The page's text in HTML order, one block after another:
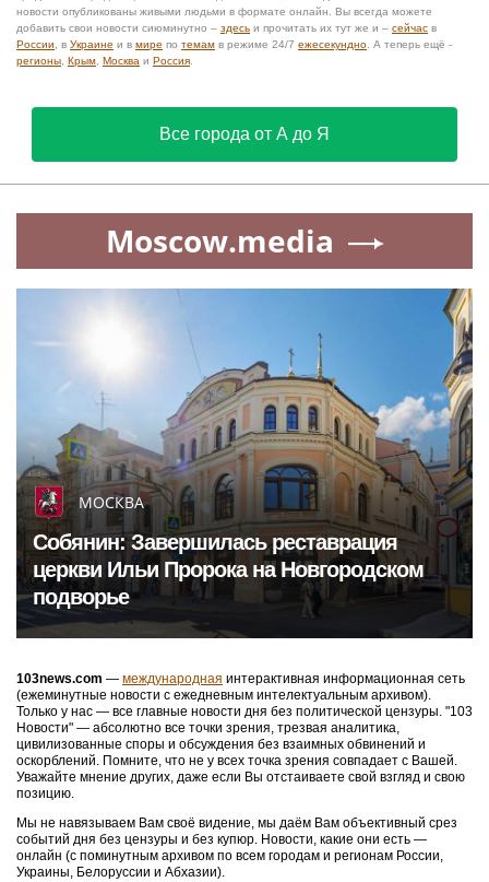
новости опубликованы живыми людьми в формате онлайн. Вы всегда можете
добавить свои новости сиюминутно – здесь и прочитать их тут же и – сейчас в
России , в Украине и в мире по темам в режиме 24/7 ежесекундно . А теперь ещё -
регионы Крым Москва и Россия
Все города от А до Я
Moscow.media
МОСКВА
Собянин: Завершилась реставрация
церкви Ильи Пророка на Новгородском
подворье
103news.com — международная интерактивная информационная сеть
(ежеминутные новости с ежедневным интелектуальным архивом).
Только у нас — все главные новости дня без политической цензуры. "103
Новости" — абсолютно все точки зрения, трезвая аналитика,
цивилизованные споры и обсуждения без взаимных обвинений и
оскорблений. Помните, что не у всех точка зрения совпадает с Вашей.
Уважайте мнение других, даже если Вы отстаиваете свой взгляд и свою
позицию.
Мы не навязываем Вам своё видение, мы даём Вам объективный срез
событий дня без цензуры и без купюр. Новости, какие они есть —
онлайн (с поминутным архивом по всем городам и регионам России,
Украины, Белоруссии и Абхазии).